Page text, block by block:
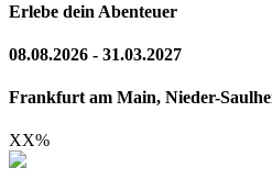
Erlebe dein Abenteuer
08.08.2026 - 31.03.2027
Frankfurt am Main, Nieder-
XX%